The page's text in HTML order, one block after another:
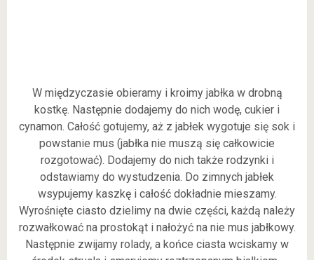
W międzyczasie obieramy i kroimy jabłka w drobną
kostkę. Następnie dodajemy do nich wodę, cukier i
cynamon. Całość gotujemy, aż z jabłek wygotuje się sok i
powstanie mus (jabłka nie muszą się całkowicie
rozgotować). Dodajemy do nich także rodzynki i
odstawiamy do wystudzenia. Do zimnych jabłek
wsypujemy kaszkę i całość dokładnie mieszamy.
Wyrośnięte ciasto dzielimy na dwie części, każdą należy
rozwałkować na prostokąt i nałożyć na nie mus jabłkowy.
Następnie zwijamy rolady, a końce ciasta wciskamy w